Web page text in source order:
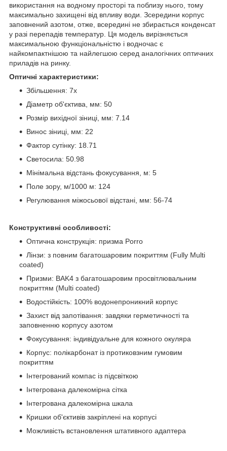
використання на водному просторі та поблизу нього, тому
максимально захищені від впливу води. Зсередини корпус
заповнений азотом, отже, всередині не збирається конденсат
у разі перепадів температур. Ця модель вирізняється
максимальною функціональністю і водночас є
найкомпактнішою та найлегшою серед аналогічних оптичних
приладів на ринку.
Оптичні характеристики:
Збільшення: 7x
Діаметр об'єктива, мм: 50
Розмір вихідної зіниці, мм: 7.14
Винос зіниці, мм: 22
Фактор сутінку: 18.71
Светосила: 50.98
Мінімальна відстань фокусування, м: 5
Поле зору, м/1000 м: 124
Регулювання міжосьової відстані, мм: 56-74
Конструктивні особливості:
Оптична конструкція: призма Porro
Лінзи: з повним багатошаровим покриттям (Fully Multi
coated)
Призми: BAK4 з багатошаровим просвітлювальним
покриттям (Multi coated)
Водостійкість: 100% водонепроникний корпус
Захист від запотівання: завдяки герметичності та
заповненню корпусу азотом
Фокусування: індивідуальне для кожного окуляра
Корпус: полікарбонат із протиковзним гумовим
покриттям
Інтегрований компас із підсвіткою
Інтегрована далекомірна сітка
Інтегрована далекомірна шкала
Кришки об'єктивів закріплені на корпусі
Можливість встановлення штативного адаптера